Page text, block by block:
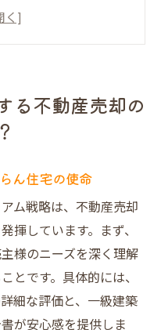
の工夫
革新的アイデア
要性
本的な役割とは？
況調査の手順
ションのポイント
がつく！
スペクションデータ
る不動産売却の
ん住宅の使命
ム戦略は、不動産売却
揮しています。まず、
様のニーズを深く理解
とです。具体的には、
細な評価と、一級建築
が安心感を提供しま